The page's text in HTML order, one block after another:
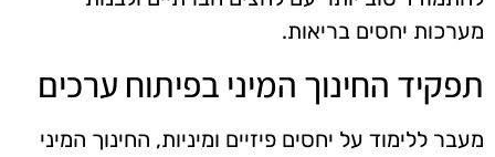
מערכות יחסים בריאות.
תפקיד החינוך המיני בפיתוח ערכים
מעבר ללימוד על יחסים פיזיים ומיניות, החינוך המיני